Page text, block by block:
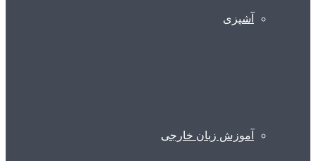
آشپزی
آموزش زبان خارجی